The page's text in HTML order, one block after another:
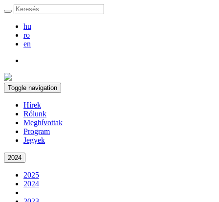
hu
ro
en
Toggle navigation
Hírek
Rólunk
Meghívottak
Program
Jegyek
2024
2025
2024